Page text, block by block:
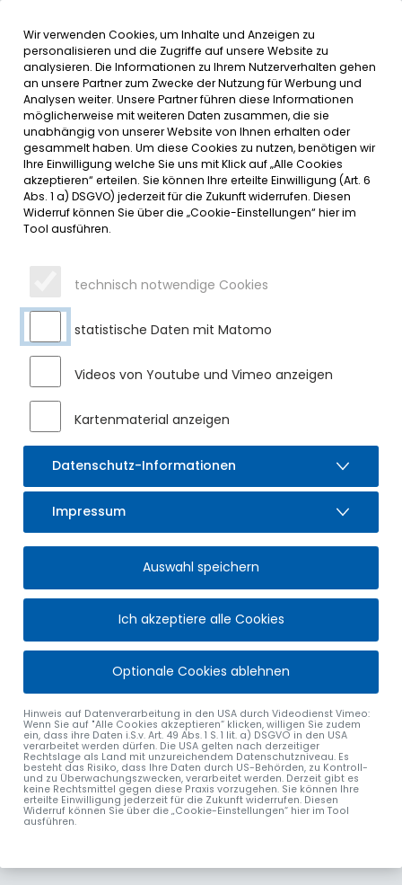
Inhalt der Seite anspringen
Informationen undMENÜ
SERVICE
GEWERBEFLÄCHEN
im Markt Sulzberg
Die Marktgemeinde Sulzberg ist ein beliebter
Gewerbestandort im Oberallgäu. Unsere Kommune ist
Bereichen Handwerk, Dienstleistungen und Industrie. Diese
befinden sich zum großen Teil im Gewerbepark Sulzberg
See sowie im Gewerbegebiet Martinszeller Straße.
Aufgrund der großen Nachfrage sind aktuell alle unsere
Gewerbeflächen belegt.
Wir verwenden Cookies, um Inhalte und Anzeigen zu
personalisieren und die Zugriffe auf unsere Website zu
analysieren. Die Informationen zu Ihrem Nutzerverhalten gehen
an unsere Partner zum Zwecke der Nutzung für Werbung und
Analysen weiter. Unsere Partner führen diese Informationen
möglicherweise mit weiteren Daten zusammen, die sie
unabhängig von unserer Website von Ihnen erhalten oder
gesammelt haben. Um diese Cookies zu nutzen, benötigen wir
Ihre Einwilligung welche Sie uns mit Klick auf „Alle Cookies
akzeptieren“ erteilen. Sie können Ihre erteilte Einwilligung (Art. 6
Abs. 1 a) DSGVO) jederzeit für die Zukunft widerrufen. Diesen
Widerruf können Sie über die „Cookie-Einstellungen“ hier im
Tool ausführen.
technisch notwendige Cookies
statistische Daten mit Matomo
Videos von Youtube und Vimeo anzeigen
Kartenmaterial anzeigen
Datenschutz-Informationen
Impressum
Auswahl speichern
Ich akzeptiere alle Cookies
Optionale Cookies ablehnen
Hinweis auf Datenverarbeitung in den USA durch Videodienst Vimeo:
Wenn Sie auf "Alle Cookies akzeptieren“ klicken, willigen Sie zudem
ein, dass ihre Daten i.S.v. Art. 49 Abs. 1 S. 1 lit. a) DSGVO in den USA
verarbeitet werden dürfen. Die USA gelten nach derzeitiger
Rechtslage als Land mit unzureichendem Datenschutzniveau. Es
besteht das Risiko, dass Ihre Daten durch US-Behörden, zu Kontroll-
und zu Überwachungszwecken, verarbeitet werden. Derzeit gibt es
keine Rechtsmittel gegen diese Praxis vorzugehen. Sie können Ihre
erteilte Einwilligung jederzeit für die Zukunft widerrufen. Diesen
Widerruf können Sie über die „Cookie-Einstellungen“ hier im Tool
ausführen.